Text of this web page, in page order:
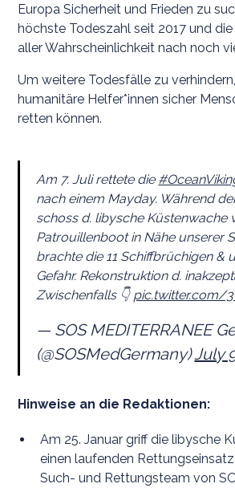
Europa Sicherheit und Frieden zu
höchste Todeszahl seit 2017 und
aller Wahrscheinlichkeit nach noch
Um weitere Todesfälle zu
humanitäre Helfer*innen sicher
retten können.
Am 7. Juli rettete die
nach einem Mayday. Während
schoss d. libysche Küstenwache
Patrouillenboot in Nähe unserer
brachte die 11 Schiffbrüchigen &
Gefahr. Rekonstruktion d.
Zwischenfalls 👇 pic.twitter.com/
— SOS MEDITERRANEE
(@SOSMedGermany)July
Hinweise an die Redaktionen:
Am 25. Januar griff die libysche
einen laufenden
Such- und Rettungsteam von